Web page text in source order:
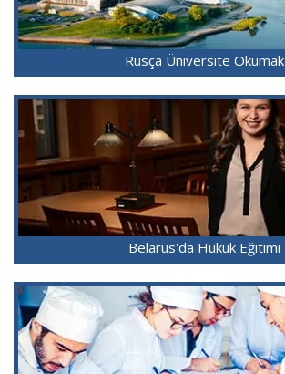
Rusça Üniversite Okumak
Belarus'da Hukuk Eğitimi